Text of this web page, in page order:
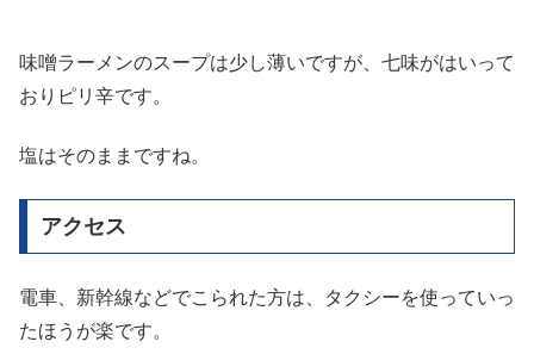
味噌ラーメンのスープは少し薄いですが、七味がはいって
おりピリ辛です。
塩はそのままですね。
アクセス
電車、新幹線などでこられた方は、タクシーを使っていっ
たほうが楽です。